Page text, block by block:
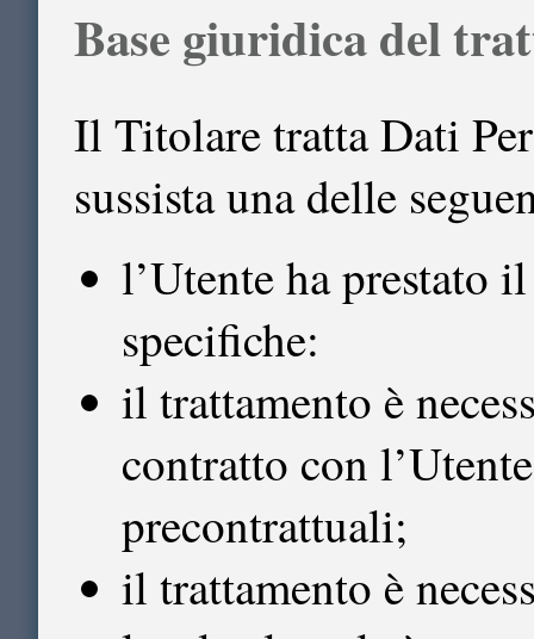
Base giuridica del
Il Titolare tratta Dati
sussista una delle
l’Utente ha prestato
specifiche:
il trattamento è
contratto con
precontrattuali;
il trattamento è